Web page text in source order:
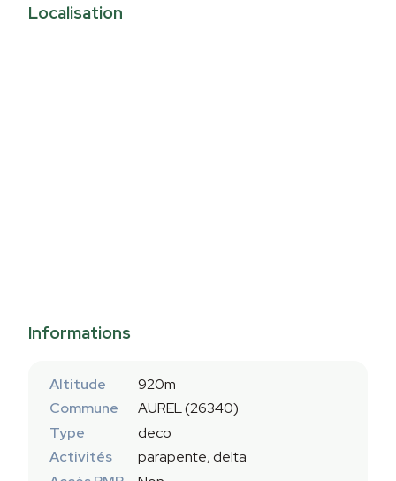
Localisation
Informations
Altitude
920m
Commune
AUREL (26340)
Type
deco
Activités
parapente, delta